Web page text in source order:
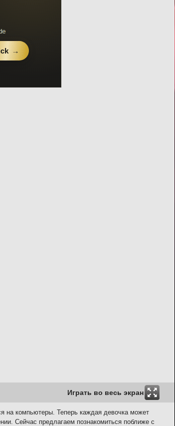
Играть во весь экран
компьютеры. Теперь каждая девочка может
Сейчас предлагаем познакомиться поближе с